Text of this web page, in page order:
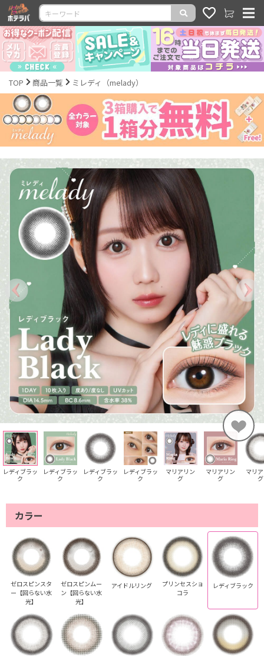
TOP 商品一覧 ミレディ（melady）
レディブラッ
ク
レディブラッ
ク
レディブラッ
ク
レディブラッ
ク
マリアリン
グ
マリアリン
グ
マリ
グ
カラー
ゼロスピンスタ
ー【回らない水
光】
ゼロスピンムー
ン【回らない水
光】
アイドルリング
プリンセスショ
コラ
レディブラック